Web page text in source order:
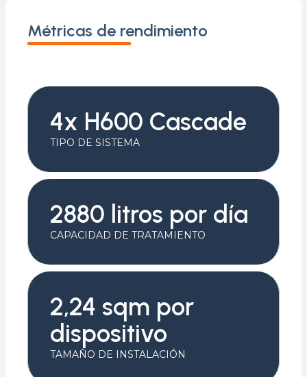
Métricas de rendimiento
4x H600 Cascade
TIPO DE SISTEMA
2880 litros por día
CAPACIDAD DE TRATAMIENTO
2,24 sqm por
dispositivo
TAMAÑO DE INSTALACIÓN